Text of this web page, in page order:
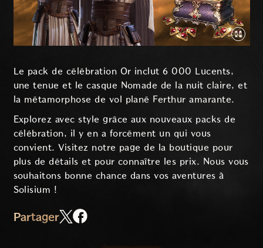
Le pack de célébration Or inclut 6 000 Lucents,
une tenue et le casque Nomade de la nuit claire, et
la métamorphose de vol plané Ferthur amarante.
Explorez avec style grâce aux nouveaux packs de
célébration, il y en a forcément un qui vous
convient. Visitez notre page de la boutique pour
plus de détails et pour connaître les prix. Nous vous
souhaitons bonne chance dans vos aventures à
Solisium !
Partager